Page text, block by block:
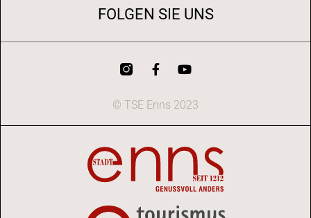
FOLGEN SIE UNS
© TSE Enns 2023